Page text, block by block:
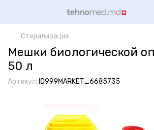
Cтерилизация
Мешки биологической
50 л
Артикул: ID999MARKET_6685735